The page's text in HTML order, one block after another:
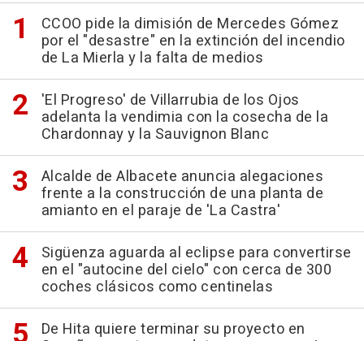
CCOO pide la dimisión de Mercedes Gómez
por el "desastre" en la extinción del incendio
de La Mierla y la falta de medios
'El Progreso' de Villarrubia de los Ojos
adelanta la vendimia con la cosecha de la
Chardonnay y la Sauvignon Blanc
Alcalde de Albacete anuncia alegaciones
frente a la construcción de una planta de
amianto en el paraje de 'La Castra'
Sigüenza aguarda al eclipse para convertirse
en el "autocine del cielo" con cerca de 300
coches clásicos como centinelas
De Hita quiere terminar su proyecto en